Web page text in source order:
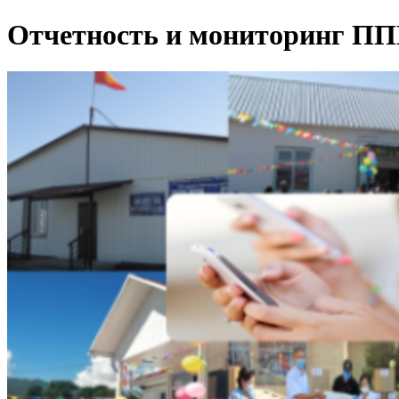
Отчетность и мониторинг